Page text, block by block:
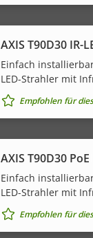
AXIS T90D30 IR-
Einfach
LED-Strahler mit
Empfohlen für
AXIS T90D30 PoE
Einfach
LED-Strahler mit
Empfohlen für